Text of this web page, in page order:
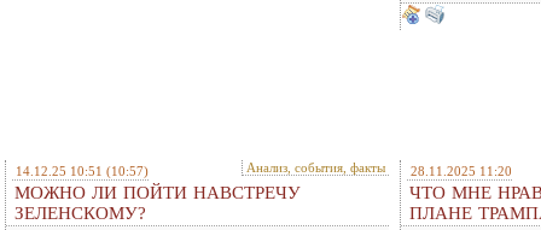
14.12.25 10:51 (10:57) Анализ, события, факты
МОЖНО ЛИ ПОЙТИ НАВСТРЕЧУ
ЗЕЛЕНСКОМУ?
28.11.2025 11:20
ЧТО МНЕ
ПЛАНЕ